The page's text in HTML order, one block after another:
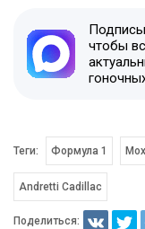
чтобы
Теги: Формула 1
Andretti Cadillac
Поделиться: